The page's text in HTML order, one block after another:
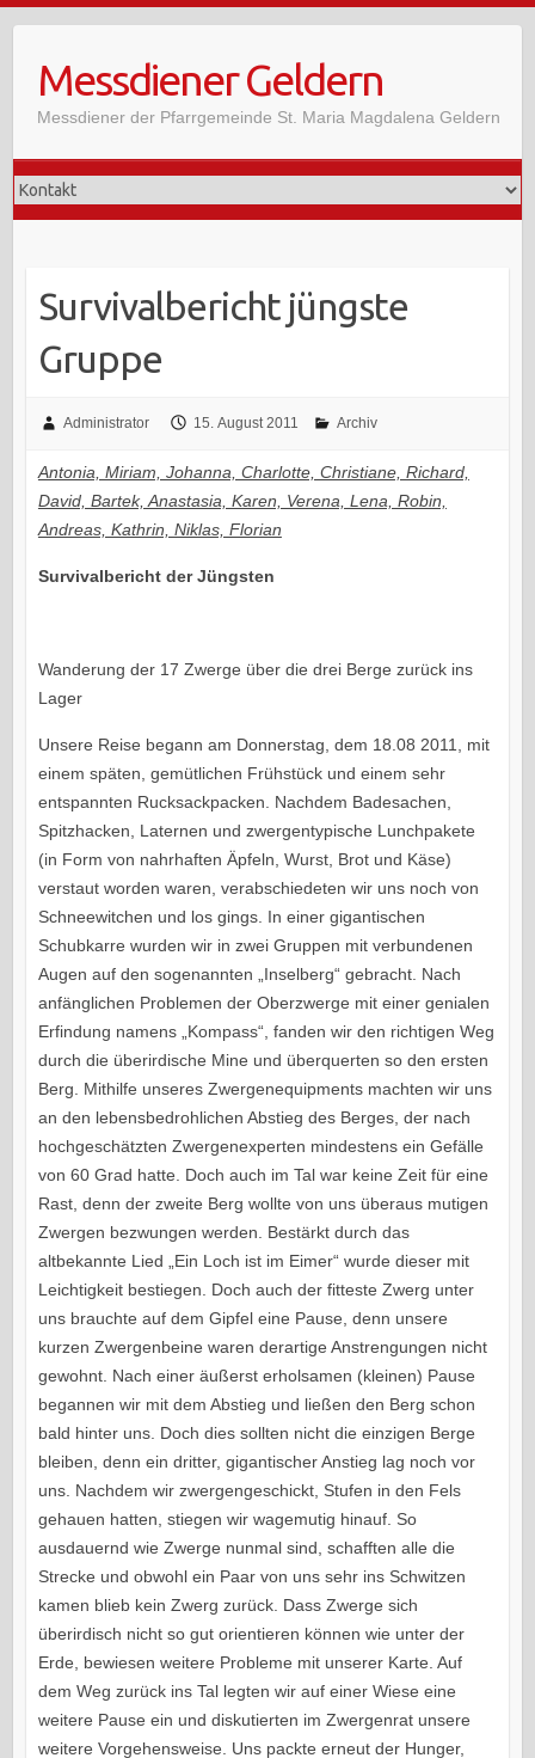
contentMessdiener Geldern
Messdiener der Pfarrgemeinde St. Maria Magdalena Geldern
Survivalbericht jüngste
Gruppe
Administrator 15. August 2011 Archiv
Antonia, Miriam, Johanna, Charlotte, Christiane, Richard,
David, Bartek, Anastasia, Karen, Verena, Lena, Robin,
Andreas, Kathrin, Niklas, Florian
Survivalbericht der Jüngsten
Wanderung der 17 Zwerge über die drei Berge zurück ins
Lager
Unsere Reise begann am Donnerstag, dem 18.08 2011, mit
einem späten, gemütlichen Frühstück und einem sehr
entspannten Rucksackpacken. Nachdem Badesachen,
Spitzhacken, Laternen und zwergentypische Lunchpakete
(in Form von nahrhaften Äpfeln, Wurst, Brot und Käse)
verstaut worden waren, verabschiedeten wir uns noch von
Schneewitchen und los gings. In einer gigantischen
Schubkarre wurden wir in zwei Gruppen mit verbundenen
Augen auf den sogenannten „Inselberg“ gebracht. Nach
anfänglichen Problemen der Oberzwerge mit einer genialen
Erfindung namens „Kompass“, fanden wir den richtigen Weg
durch die überirdische Mine und überquerten so den ersten
Berg. Mithilfe unseres Zwergenequipments machten wir uns
an den lebensbedrohlichen Abstieg des Berges, der nach
hochgeschätzten Zwergenexperten mindestens ein Gefälle
von 60 Grad hatte. Doch auch im Tal war keine Zeit für eine
Rast, denn der zweite Berg wollte von uns überaus mutigen
Zwergen bezwungen werden. Bestärkt durch das
altbekannte Lied „Ein Loch ist im Eimer“ wurde dieser mit
Leichtigkeit bestiegen. Doch auch der fitteste Zwerg unter
uns brauchte auf dem Gipfel eine Pause, denn unsere
kurzen Zwergenbeine waren derartige Anstrengungen nicht
gewohnt. Nach einer äußerst erholsamen (kleinen) Pause
begannen wir mit dem Abstieg und ließen den Berg schon
bald hinter uns. Doch dies sollten nicht die einzigen Berge
bleiben, denn ein dritter, gigantischer Anstieg lag noch vor
uns. Nachdem wir zwergengeschickt, Stufen in den Fels
gehauen hatten, stiegen wir wagemutig hinauf. So
ausdauernd wie Zwerge nunmal sind, schafften alle die
Strecke und obwohl ein Paar von uns sehr ins Schwitzen
kamen blieb kein Zwerg zurück. Dass Zwerge sich
überirdisch nicht so gut orientieren können wie unter der
Erde, bewiesen weitere Probleme mit unserer Karte. Auf
dem Weg zurück ins Tal legten wir auf einer Wiese eine
weitere Pause ein und diskutierten im Zwergenrat unsere
weitere Vorgehensweise. Uns packte erneut der Hunger,